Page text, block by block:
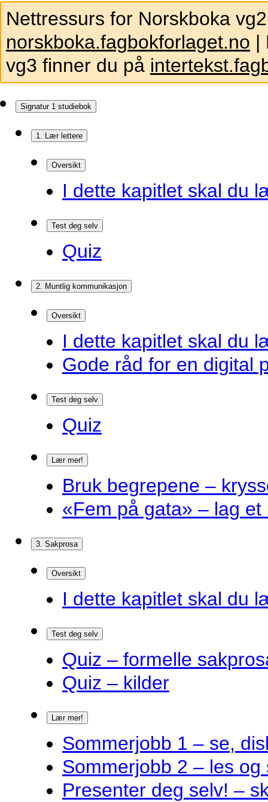
Nettressurs for Norskboka
norskboka.fagbokforlaget.no |
vg3 finner du på
Signatur 1 studiebok
1. Lær lettere
Oversikt
I dette kapitlet skal du
Test deg selv
Quiz
2. Muntlig kommunikasjon
Oversikt
I dette kapitlet skal du
Gode råd for en digital
Test deg selv
Quiz
Lær mer!
Bruk begrepene –
«Fem på gata» – lag et
3. Sakprosa
Oversikt
I dette kapitlet skal du
Test deg selv
Quiz – formelle
Quiz – kilder
Lær mer!
Sommerjobb 1 – se,
Sommerjobb 2 – les og
Presenter deg selv! –